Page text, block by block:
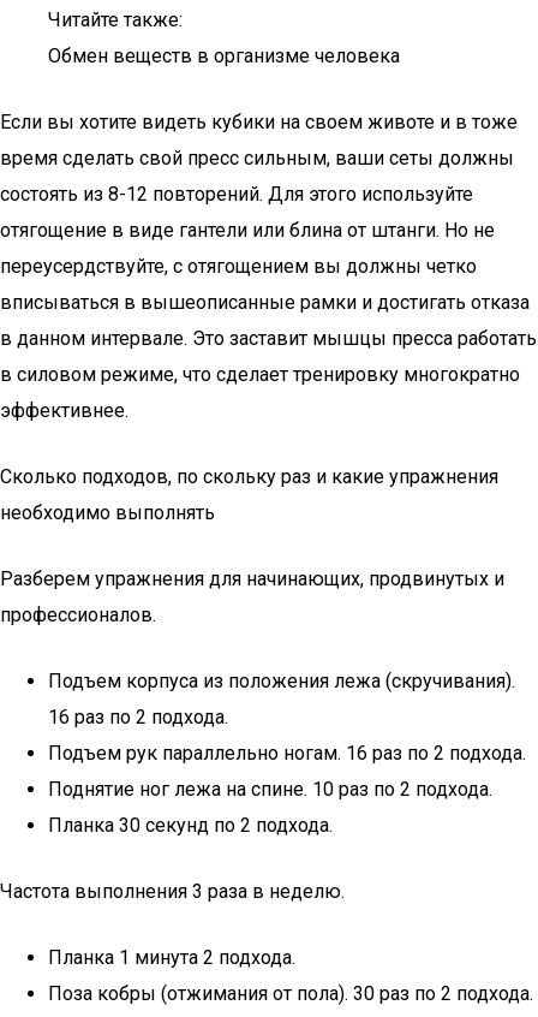
Читайте также:
Обмен веществ в организме человека
Если вы хотите видеть кубики на своем животе и в тоже
время сделать свой пресс сильным, ваши сеты должны
состоять из 8-12 повторений. Для этого используйте
отягощение в виде гантели или блина от штанги. Но не
переусердствуйте, с отягощением вы должны четко
вписываться в вышеописанные рамки и достигать отказа
в данном интервале. Это заставит мышцы пресса работать
в силовом режиме, что сделает тренировку многократно
эффективнее.
Сколько подходов, по скольку раз и какие упражнения
необходимо выполнять
Разберем упражнения для начинающих, продвинутых и
профессионалов.
Подъем корпуса из положения лежа (скручивания).
16 раз по 2 подхода.
Подъем рук параллельно ногам. 16 раз по 2 подхода.
Поднятие ног лежа на спине. 10 раз по 2 подхода.
Планка 30 секунд по 2 подхода.
Частота выполнения 3 раза в неделю.
Планка 1 минута 2 подхода.
Поза кобры (отжимания от пола). 30 раз по 2 подхода.